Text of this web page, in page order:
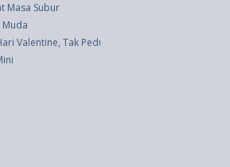
Masa Subur
Muda
Valentine, Tak Peduli Anda Merayakan atau